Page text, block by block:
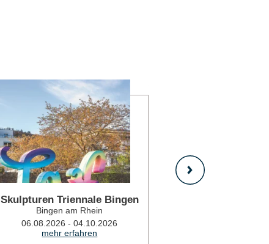
Skulpturen Triennale Bingen
Bingen am Rhein
06.08.2026 - 04.10.2026
mehr erfahren